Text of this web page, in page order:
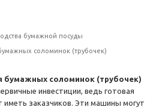
бумажной посуды
соломинок (трубочек)
бумажных соломинок (трубочек)
инвестиции, ведь готовая
иметь заказчиков. Эти машины могут